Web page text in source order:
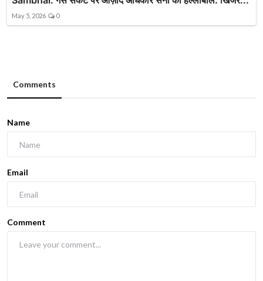
May 5, 2026 0
Comments
Name
Email
Comment